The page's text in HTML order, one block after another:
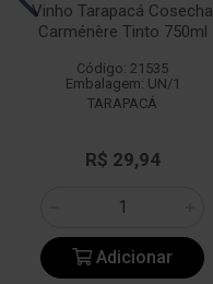
Vinho Tarapacá Cosecha
Carménère Tinto 750ml
Código: 21535
Embalagem: UN/1
TARAPACÁ
R$ 29,94
Adicionar